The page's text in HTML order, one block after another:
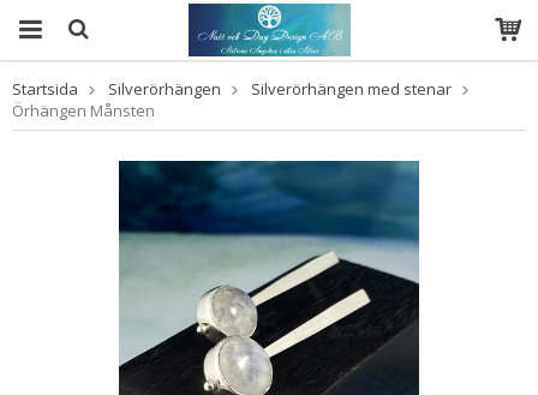
Startsida Silverörhängen
Silverörhängen med stenar
Örhängen Månsten